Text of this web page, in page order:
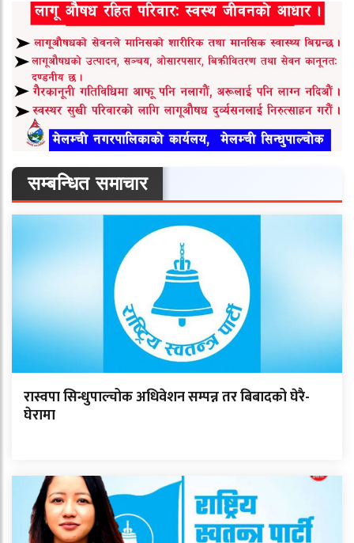
सम्बन्धित समाचार
रास्वपा सिन्धुपाल्चोक अधिवेशन सम्पन्न तर बिबादको घेरै-
घेरामा